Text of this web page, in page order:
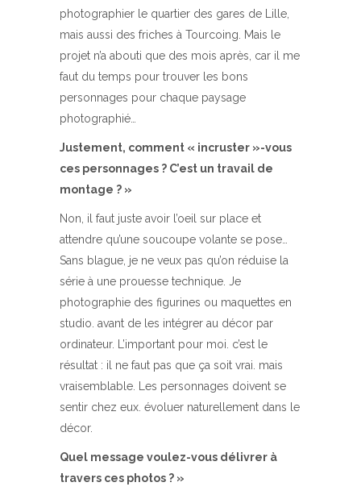
photographier le quartier des gares de Lille,
mais aussi des friches à Tourcoing. Mais le
projet n’a abouti que des mois après, car il me
faut du temps pour trouver les bons
personnages pour chaque paysage
photographié…
Justement, comment « incruster »-vous
ces personnages ? C’est un travail de
montage ? »
Non, il faut juste avoir l’oeil sur place et
attendre qu’une soucoupe volante se pose…
Sans blague, je ne veux pas qu’on réduise la
série à une prouesse technique. Je
photographie des figurines ou maquettes en
studio. avant de les intégrer au décor par
ordinateur. L’important pour moi. c’est le
résultat : il ne faut pas que ça soit vrai. mais
vraisemblable. Les personnages doivent se
sentir chez eux. évoluer naturellement dans le
décor.
Quel message voulez-vous délivrer à
travers ces photos ? »